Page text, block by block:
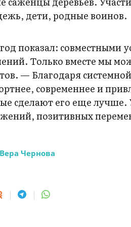
дети, родные воинов.
год показал:
Только вместе мы
— Благодаря
современнее и
сделают его еще лучше.
позитивных
Вера Чернова